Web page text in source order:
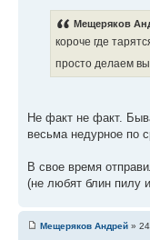
Мещеряков
короче где
просто делаем
Не факт не факт.
весьма недурное по
В свое время
(не любят блин пилу
Мещеряков Андрей »